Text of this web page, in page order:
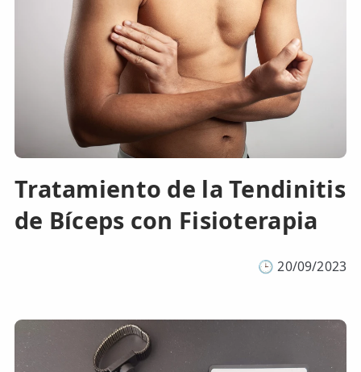
Tratamiento de la Tendinitis
de Bíceps con Fisioterapia
🕒 20/09/2023